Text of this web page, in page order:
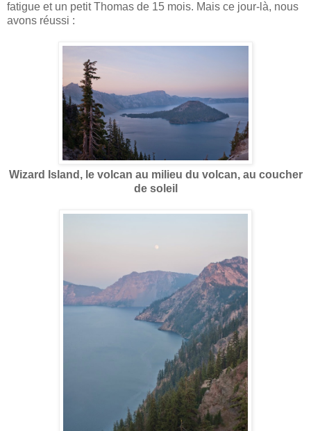
fatigue et un petit Thomas de 15 mois. Mais ce jour-là, nous
avons réussi :
Wizard Island, le volcan au milieu du volcan, au coucher
de soleil